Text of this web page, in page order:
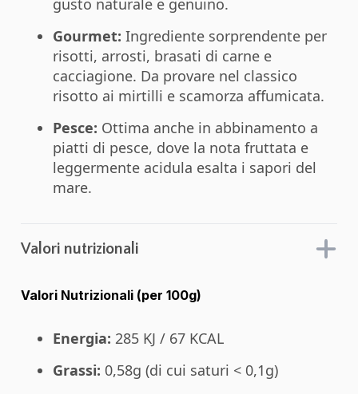
gusto naturale e genuino.
Gourmet: Ingrediente sorprendente per
risotti, arrosti, brasati di carne e
cacciagione. Da provare nel classico
risotto ai mirtilli e scamorza affumicata.
Pesce: Ottima anche in abbinamento a
piatti di pesce, dove la nota fruttata e
leggermente acidula esalta i sapori del
mare.
Valori nutrizionali
Valori Nutrizionali (per 100g)
Energia: 285 KJ / 67 KCAL
Grassi: 0,58g (di cui saturi < 0,1g)